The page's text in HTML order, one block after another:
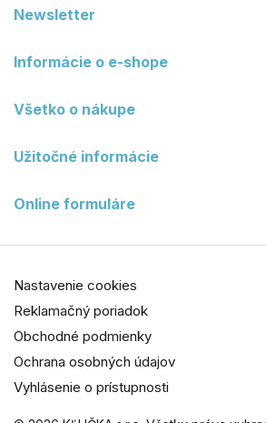
Newsletter
Informácie o e-shope
Všetko o nákupe
Užitočné informácie
Online formuláre
Nastavenie cookies
Reklamačný poriadok
Obchodné podmienky
Ochrana osobných údajov
Vyhlásenie o prístupnosti